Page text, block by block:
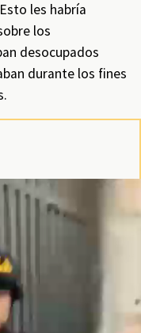
les habría
los
desocupados
durante los fines